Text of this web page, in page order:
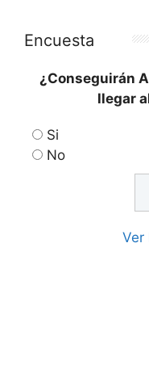
Encuesta
¿Conseguirán
llegar
Si
No
Ver